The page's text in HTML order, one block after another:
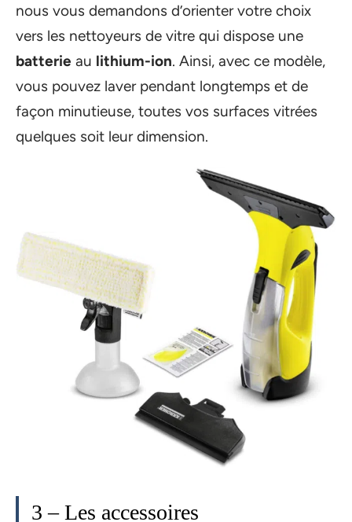
nous vous demandons d’orienter votre choix
vers les nettoyeurs de vitre qui dispose une
batterie au lithium-ion. Ainsi, avec ce modèle,
vous pouvez laver pendant longtemps et de
façon minutieuse, toutes vos surfaces vitrées
quelques soit leur dimension.
3 – Les accessoires